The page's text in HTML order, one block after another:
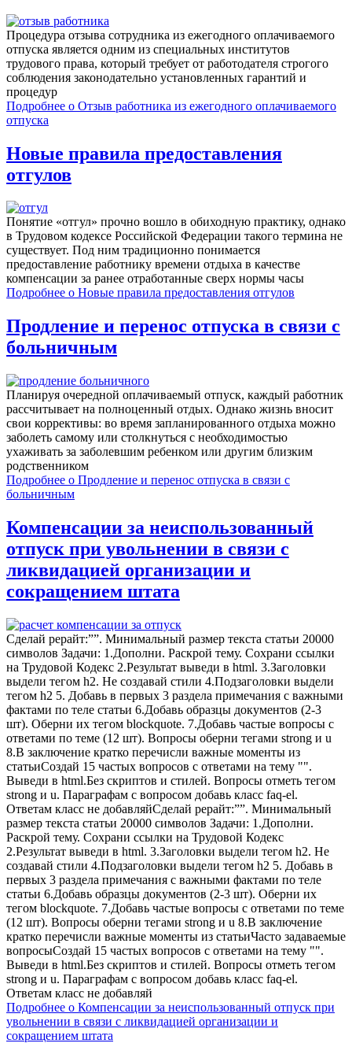
Процедура отзыва сотрудника из ежегодного оплачиваемого
отпуска является одним из специальных институтов
трудового права, который требует от работодателя строгого
соблюдения законодательно установленных гарантий и
процедур
Подробнее о Отзыв работника из ежегодного оплачиваемого
отпуска
Новые правила предоставления
отгулов
Понятие «отгул» прочно вошло в обиходную практику, однако
в Трудовом кодексе Российской Федерации такого термина не
существует. Под ним традиционно понимается
предоставление работнику времени отдыха в качестве
компенсации за ранее отработанные сверх нормы часы
Подробнее о Новые правила предоставления отгулов
Продление и перенос отпуска в связи с
больничным
Планируя очередной оплачиваемый отпуск, каждый работник
рассчитывает на полноценный отдых. Однако жизнь вносит
свои коррективы: во время запланированного отдыха можно
заболеть самому или столкнуться с необходимостью
ухаживать за заболевшим ребенком или другим близким
родственником
Подробнее о Продление и перенос отпуска в связи с
больничным
Компенсации за неиспользованный
отпуск при увольнении в связи с
ликвидацией организации и
сокращением штата
Сделай рерайт:””. Минимальный размер текста статьи 20000
символов Задачи: 1.Дополни. Раскрой тему. Сохрани ссылки
на Трудовой Кодекс 2.Результат выведи в html. 3.Заголовки
выдели тегом h2. Не создавай стили 4.Подзаголовки выдели
тегом h2 5. Добавь в первых 3 раздела примечания с важными
фактами по теле статьи 6.Добавь образцы документов (2-3
шт). Оберни их тегом blockquote. 7.Добавь частые вопросы с
ответами по теме (12 шт). Вопросы оберни тегами strong и u
8.В заключение кратко перечисли важные моменты из
статьиСоздай 15 частых вопросов с ответами на тему "".
Выведи в html.Без скриптов и стилей. Вопросы отметь тегом
strong и u. Параграфам с вопросом добавь класс faq-el.
Ответам класс не добавляйСделай рерайт:””. Минимальный
размер текста статьи 20000 символов Задачи: 1.Дополни.
Раскрой тему. Сохрани ссылки на Трудовой Кодекс
2.Результат выведи в html. 3.Заголовки выдели тегом h2. Не
создавай стили 4.Подзаголовки выдели тегом h2 5. Добавь в
первых 3 раздела примечания с важными фактами по теле
статьи 6.Добавь образцы документов (2-3 шт). Оберни их
тегом blockquote. 7.Добавь частые вопросы с ответами по теме
(12 шт). Вопросы оберни тегами strong и u 8.В заключение
кратко перечисли важные моменты из статьиЧасто задаваемые
вопросыСоздай 15 частых вопросов с ответами на тему "".
Выведи в html.Без скриптов и стилей. Вопросы отметь тегом
strong и u. Параграфам с вопросом добавь класс faq-el.
Ответам класс не добавляй
Подробнее о Компенсации за неиспользованный отпуск при
увольнении в связи с ликвидацией организации и
сокращением штата